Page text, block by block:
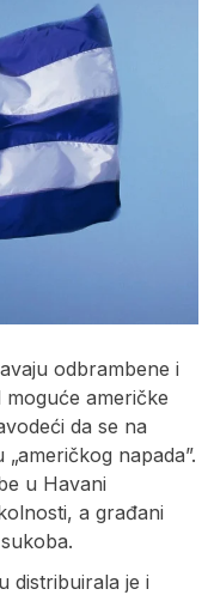
odbrambene i
američke
da se na
napada”.
u Havani
a građani
distribuirala je i